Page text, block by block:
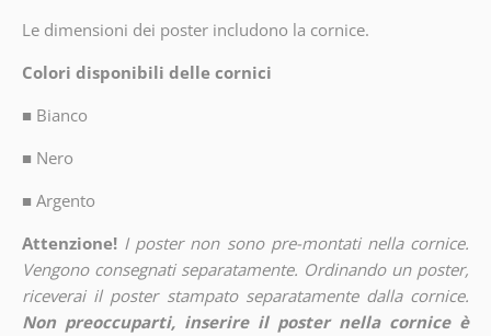
Le dimensioni dei poster includono la cornice.
Colori disponibili delle cornici
■ Bianco
■ Nero
■ Argento
Attenzione! I poster non sono pre-montati nella cornice.
Vengono consegnati separatamente. Ordinando un poster,
riceverai il poster stampato separatamente dalla cornice.
Non preoccuparti, inserire il poster nella cornice è